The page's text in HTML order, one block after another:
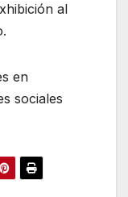
al
en
sociales